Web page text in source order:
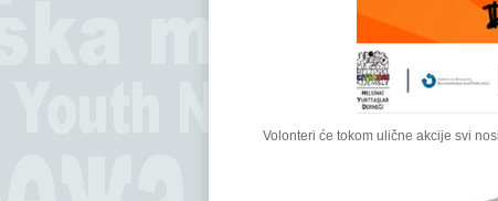
Volonteri će tokom ulične akcije svi